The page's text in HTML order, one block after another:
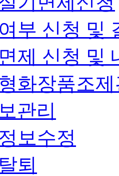
부 신청 및
제 신청 및
화장품조
관리
보수정
퇴